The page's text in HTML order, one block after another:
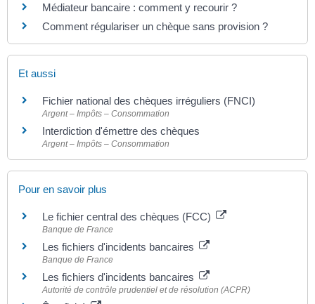
Médiateur bancaire : comment y recourir ?
Comment régulariser un chèque sans provision ?
Et aussi
Fichier national des chèques irréguliers (FNCI)
Argent – Impôts – Consommation
Interdiction d'émettre des chèques
Argent – Impôts – Consommation
Pour en savoir plus
Le fichier central des chèques (FCC)
Banque de France
Les fichiers d'incidents bancaires
Banque de France
Les fichiers d'incidents bancaires
Autorité de contrôle prudentiel et de résolution (ACPR)